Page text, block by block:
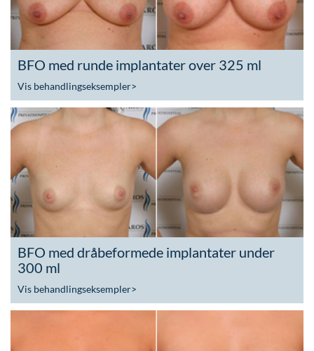
BFO med runde implantater over 325 ml
Vis behandlingseksempler>
BFO med dråbeformede implantater under
300 ml
Vis behandlingseksempler>